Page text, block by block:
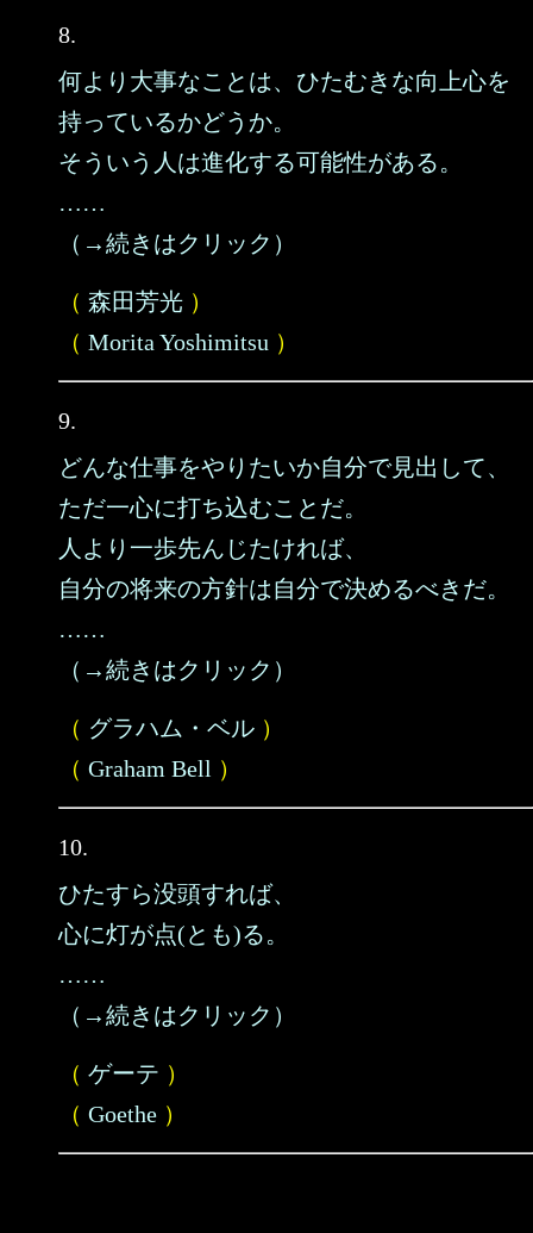
8.
何より大事なことは、ひたむきな向上心を
持っているかどうか。
そういう人は進化する可能性がある。
……
（→続きはクリック）
（ 森田芳光 ）
（ Morita Yoshimitsu ）
9.
どんな仕事をやりたいか自分で見出して、
ただ一心に打ち込むことだ。
人より一歩先んじたければ、
自分の将来の方針は自分で決めるべきだ。
……
（→続きはクリック）
（ グラハム・ベル ）
（ Graham Bell ）
10.
ひたすら没頭すれば、
心に灯が点(とも)る。
……
（→続きはクリック）
（ ゲーテ ）
（ Goethe ）